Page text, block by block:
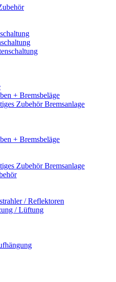
+ Bremsbeläge
Zubehör Bremsanlage
+ Bremsbeläge
Zubehör Bremsanlage
/ Reflektoren
/ Lüftung